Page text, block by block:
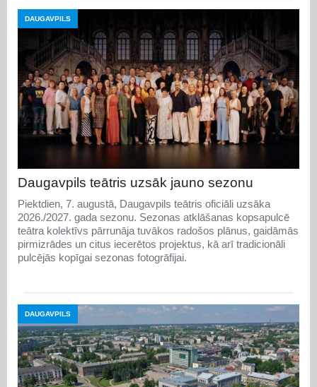
DAUGAVPILS
Daugavpils teātris uzsāk jauno sezonu
Piektdien, 7. augustā, Daugavpils teātris oficiāli uzsāka
2026./2027. gada sezonu. Sezonas atklāšanas kopsapulcē
teātra kolektīvs pārrunāja tuvākos radošos plānus, gaidāmās
pirmizrādes un citus iecerētos projektus, kā arī tradicionāli
pulcējās kopīgai sezonas fotogrāfijai.
DAUGAVPILS